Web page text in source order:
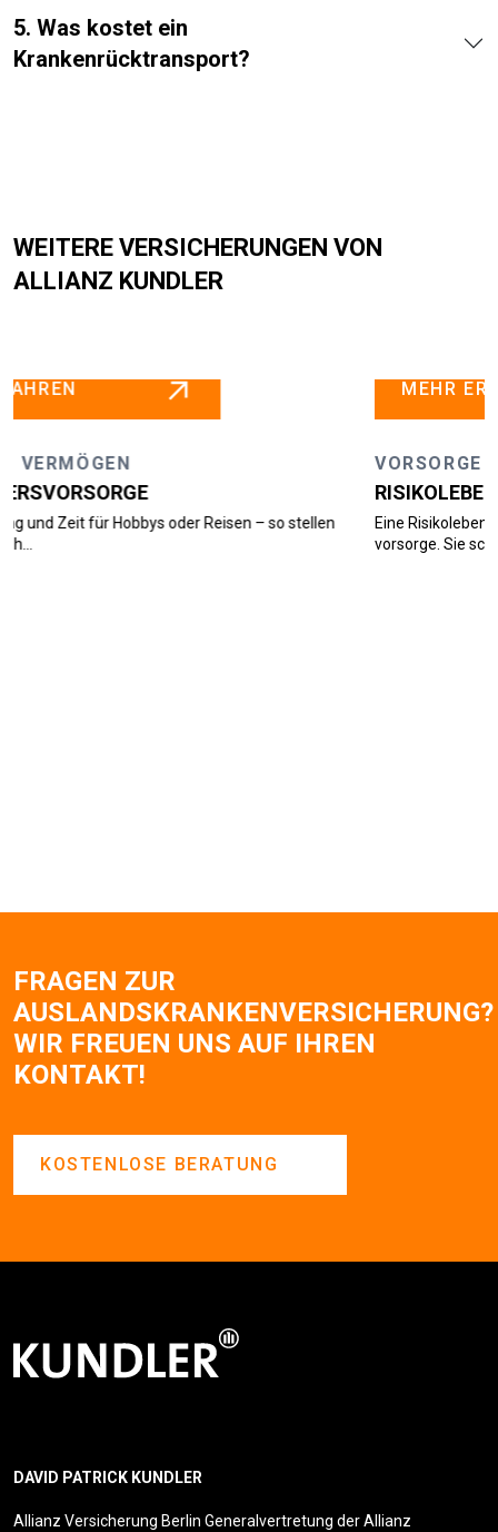
5. Was kostet ein
Krankenrücktransport?
WEITERE VERSICHERUNGEN VON
ALLIANZ KUNDLER
– so stellen
MEHR ERFAHREN
VORSORGE & VERMÖGEN
RISIKOLEBENSVERSICHERUNG
Eine Risiko­lebens­versicherung ist eine Form der
FRAGEN ZUR
AUSLANDSKRANKENVERSICHERUNG?
WIR FREUEN UNS AUF IHREN
KONTAKT!
KOSTENLOSE BERATUNG
DAVID PATRICK KUNDLER
Allianz Versicherung Berlin Generalvertretung der Allianz